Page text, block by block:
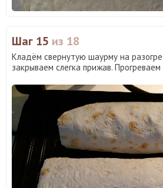
Шаг 15 из 18
Кладём свернутую шаурму на
закрываем слегка прижав.